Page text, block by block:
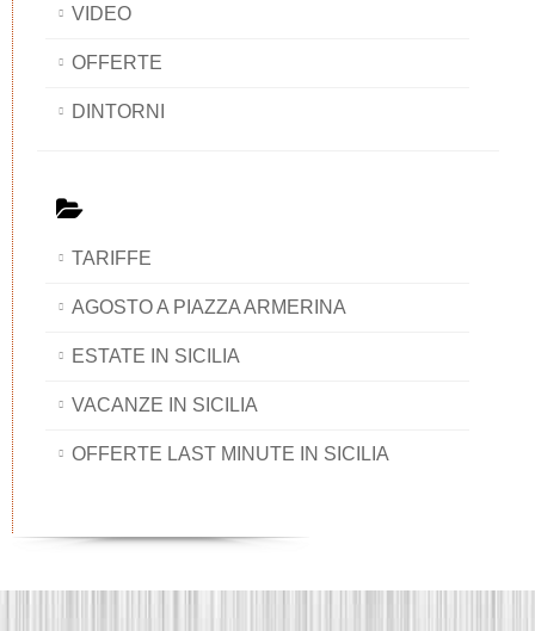
VIDEO
OFFERTE
DINTORNI
TARIFFE
AGOSTO A PIAZZA ARMERINA
ESTATE IN SICILIA
VACANZE IN SICILIA
OFFERTE LAST MINUTE IN SICILIA